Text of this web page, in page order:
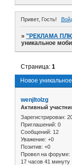
Привет, Гость!
»"РЕКЛАМА
уникальное
Новое
Страница:1
wenjltolzg
Активный
Зарегистрирован:
Приглашений: 0
Сообщений: 12
Уважение: +0
Позитив: +0
Провел на форуме:
17 часов 41 минуту